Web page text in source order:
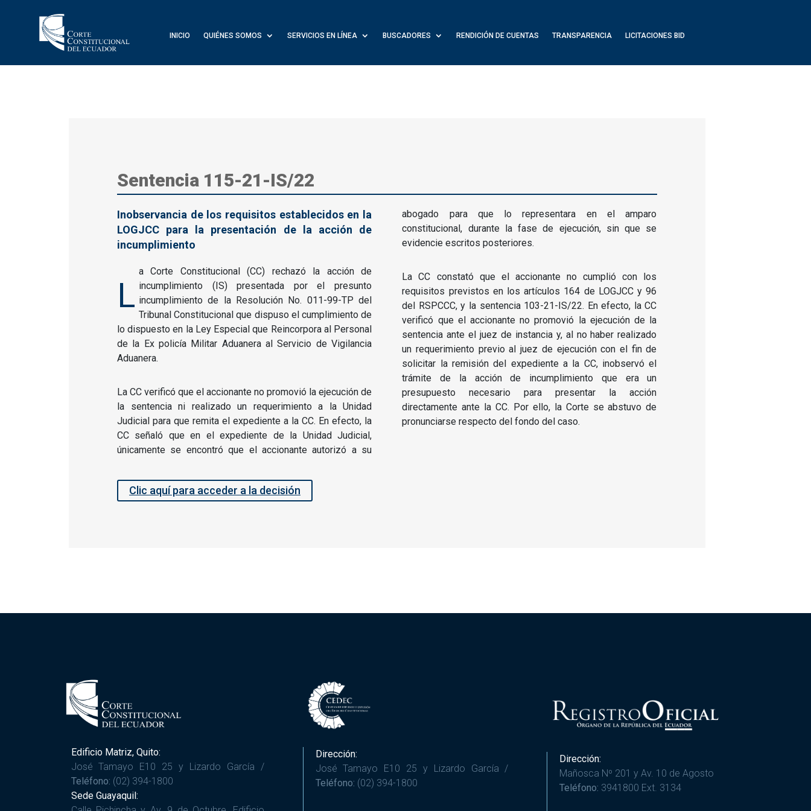
INICIO QUIÉNES SOMOS SERVICIOS EN LÍNEA BUSCADORES RENDICIÓN DE CUENTAS TRANSPARENCIA LICITACIONES BID
Sentencia 115-21-IS/22
Inobservancia de los requisitos establecidos en la
LOGJCC para la presentación de la acción de
incumplimiento
L
a Corte Constitucional (CC) rechazó la acción de
incumplimiento (IS) presentada por el presunto
incumplimiento de la Resolución No. 011-99-TP del
Tribunal Constitucional que dispuso el cumplimiento de
lo dispuesto en la Ley Especial que Reincorpora al Personal
de la Ex policía Militar Aduanera al Servicio de Vigilancia
Aduanera.
La CC verificó que el accionante no promovió la ejecución de
la sentencia ni realizado un requerimiento a la Unidad
Judicial para que remita el expediente a la CC. En efecto, la
CC señaló que en el expediente de la Unidad Judicial,
únicamente se encontró que el accionante autorizó a su
abogado para que lo representara en el amparo
constitucional, durante la fase de ejecución, sin que se
evidencie escritos posteriores.
La CC constató que el accionante no cumplió con los
requisitos previstos en los artículos 164 de LOGJCC y 96
del RSPCCC, y la sentencia 103-21-IS/22. En efecto, la CC
verificó que el accionante no promovió la ejecución de la
sentencia ante el juez de instancia y, al no haber realizado
un requerimiento previo al juez de ejecución con el fin de
solicitar la remisión del expediente a la CC, inobservó el
trámite de la acción de incumplimiento que era un
presupuesto necesario para presentar la acción
directamente ante la CC. Por ello, la Corte se abstuvo de
pronunciarse respecto del fondo del caso.
Clic aquí para acceder a la decisión
Edificio Matriz, Quito:
José Tamayo E10 25 y Lizardo García /
Teléfono: (02) 394-1800
Sede Guayaquil:
Dirección:
José Tamayo E10 25 y Lizardo García /
Teléfono: (02) 394-1800
Dirección:
Mañosca Nº 201 y Av. 10 de Agosto
Teléfono: 3941800 Ext. 3134